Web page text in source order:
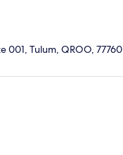
001, Tulum, QROO, 77760